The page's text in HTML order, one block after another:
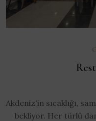
Akdeniz'in sıcaklığı,
bekliyor. Her türlü